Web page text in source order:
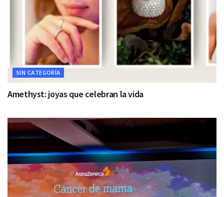
SIN CATEGORÍA
Amethyst: joyas que celebran la vida